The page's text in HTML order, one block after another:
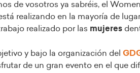
de vosotros ya sabréis, el
realizando en la mayoría de
realizado por las mujeres
y bajo la organización del
de un gran evento en el que